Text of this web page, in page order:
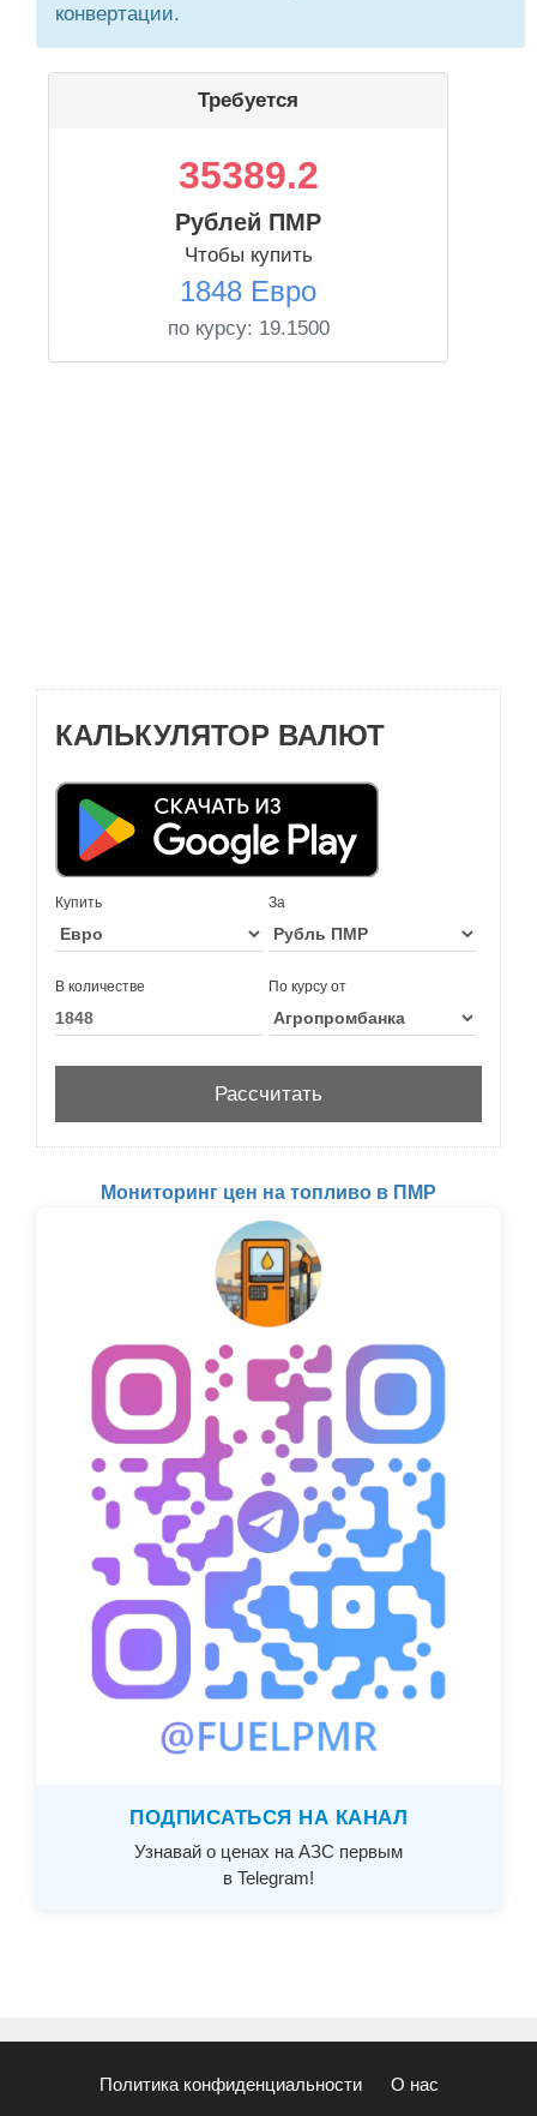
конвертации.
Требуется
35389.2
Рублей ПМР
Чтобы купить
1848 Евро
по курсу: 19.1500
КАЛЬКУЛЯТОР ВАЛЮТ
Купить За
В количестве По курсу от
Мониторинг цен на топливо в ПМР
ПОДПИСАТЬСЯ НА КАНАЛ
Узнавай о ценах на АЗС первым
в Telegram!
Политика конфиденциальности О нас